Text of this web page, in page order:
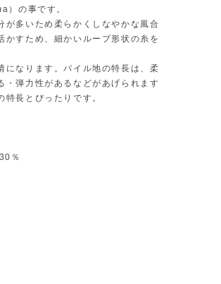
）の事です。
が多いため柔らかくしなやかな風合
かすため、細かいループ形状の糸を
になります。パイル地の特長は、柔
・弾力性があるなどがあげられます
長とぴったりです。
％